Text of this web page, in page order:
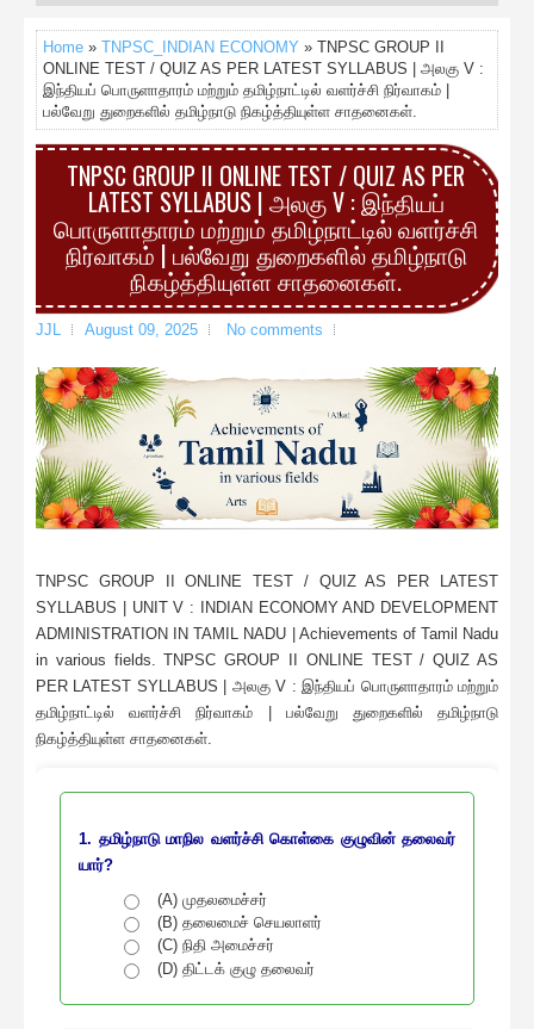
Home » TNPSC_INDIAN ECONOMY » TNPSC GROUP II
ONLINE TEST / QUIZ AS PER LATEST SYLLABUS | அலகு V :
இந்தியப் பொருளாதாரம் மற்றும் தமிழ்நாட்டில் வளர்ச்சி நிர்வாகம் |
பல்வேறு துறைகளில் தமிழ்நாடு நிகழ்த்தியுள்ள சாதனைகள்.
TNPSC GROUP II ONLINE TEST / QUIZ AS PER
LATEST SYLLABUS | அலகு V : இந்தியப்
பொருளாதாரம் மற்றும் தமிழ்நாட்டில் வளர்ச்சி
நிர்வாகம் | பல்வேறு துறைகளில் தமிழ்நாடு
நிகழ்த்தியுள்ள சாதனைகள்.
JJL August 09, 2025 No comments
TNPSC GROUP II ONLINE TEST / QUIZ AS PER LATEST
SYLLABUS | UNIT V : INDIAN ECONOMY AND DEVELOPMENT
ADMINISTRATION IN TAMIL NADU | Achievements of Tamil Nadu
in various fields. TNPSC GROUP II ONLINE TEST / QUIZ AS
PER LATEST SYLLABUS | அலகு V : இந்தியப் பொருளாதாரம் மற்றும்
தமிழ்நாட்டில் வளர்ச்சி நிர்வாகம் | பல்வேறு துறைகளில் தமிழ்நாடு
நிகழ்த்தியுள்ள சாதனைகள்.
1. தமிழ்நாடு மாநில வளர்ச்சி கொள்கை குழுவின் தலைவர்
யார்?
(A) முதலமைச்சர்
(B) தலைமைச் செயலாளர்
(C) நிதி அமைச்சர்
(D) திட்டக் குழு தலைவர்